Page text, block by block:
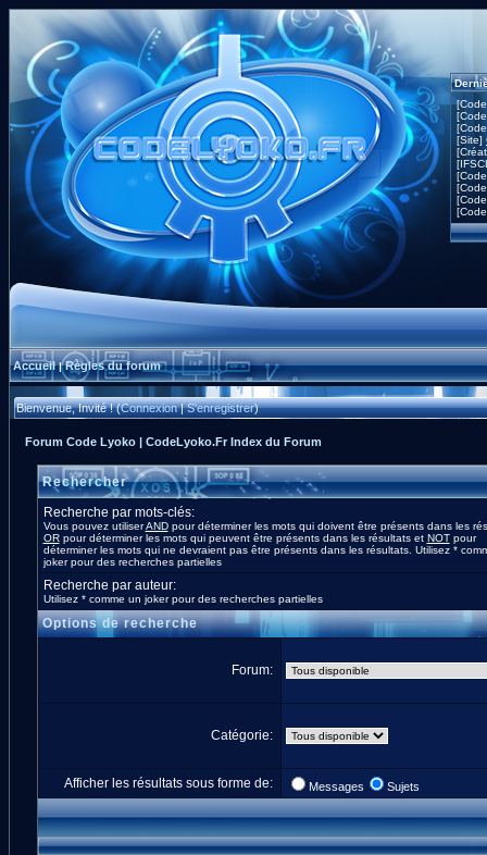
[Site]
Accueil|Règles du forum
Bienvenue, Invité ! (Connexion|S'enregistrer)
Forum Code Lyoko | CodeLyoko.Fr Index du Forum
Rechercher
Recherche par mots-clés:
Vous pouvez utiliserANDpour déterminer les mots qui doivent être présents dans les
ORpour déterminer les mots qui peuvent être présents dans les résultats et NOTpour
déterminer les mots qui ne devraient pas être présents dans les résultats. Utilisez *
joker pour des recherches partielles
Recherche par auteur:
Utilisez * comme un joker pour des recherches partielles
Options de recherche
Forum:
Catégorie:
Afficher les résultats sous forme de: Messages Sujets